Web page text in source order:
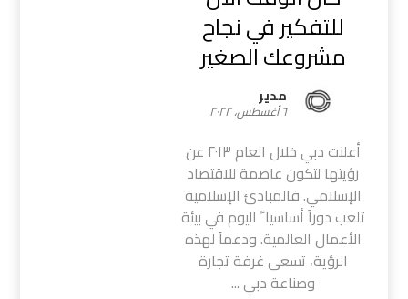
للتفكير في نجاح
مشروعك الصغير
مدیر
٦ أغسطس، ٢٠٢٢
أعلنت دبي خلال العام ٢٠١٣ عن
رؤيتها لتكون عاصمة للاقتصاد
الإسلامي. فالمبادئ الإسلامية
تلعب دوراً أساسيا ً اليوم في بيئة
الأعمال العالمية. ودعماً لهذه
الرؤية، تسعى غرفة تجارة
وصناعة دبي ...